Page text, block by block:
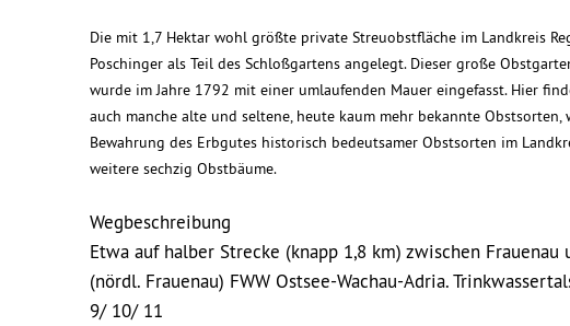
Die mit 1,7 Hektar wohl größte private Streuobstfläche im Landkreis
Poschinger als Teil des Schloßgartens angelegt. Dieser große
wurde im Jahre 1792 mit einer umlaufenden Mauer eingefasst. Hier
auch manche alte und seltene, heute kaum mehr bekannte
Bewahrung des Erbgutes historisch bedeutsamer Obstsorten im
weitere sechzig Obstbäume.
Wegbeschreibung
Etwa auf halber Strecke (knapp 1,8 km) zwischen Frauenau
(nördl. Frauenau) FWW Ostsee-Wachau-Adria.
9/ 10/ 11